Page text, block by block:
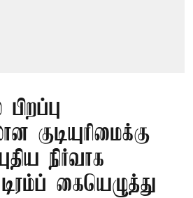
குடியுரிமைக்கு
நிர்வாக
கையெழுத்து